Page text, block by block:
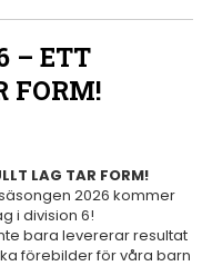
– ETT
FORM!
LAG TAR FORM!
2026 kommer
i division 6!
bara levererar resultat
förebilder för våra barn